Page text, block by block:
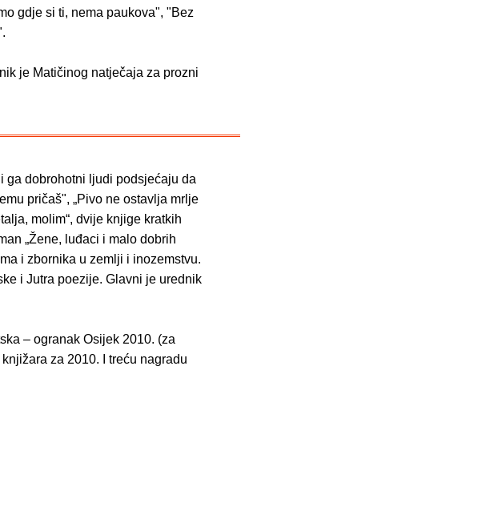
gdje si ti, nema paukova", "Bez
je Matičinog natječaja za prozni
ga dobrohotni ljudi podsjećaju da
pričaš", „Pivo ne ostavlja mrlje
molim“, dvije knjige kratkih
„Žene, luđaci i malo dobrih
i zbornika u zemlji i inozemstvu.
i Jutra poezije. Glavni je urednik
– ogranak Osijek 2010. (za
za 2010. I treću nagradu